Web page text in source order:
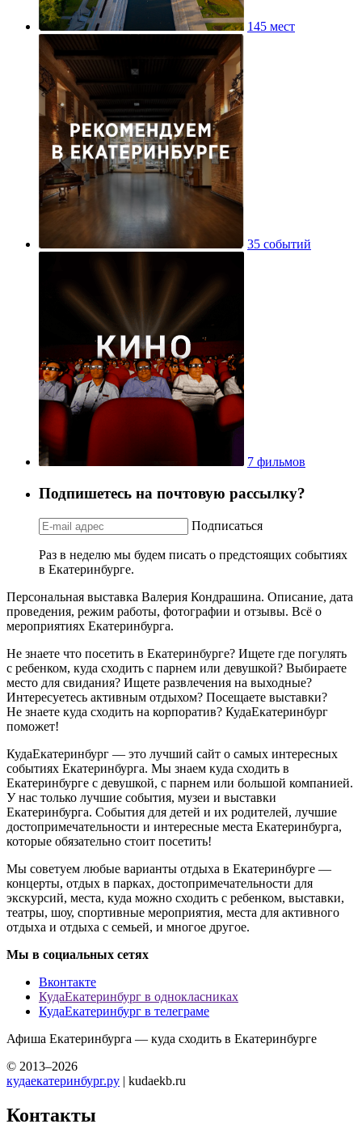
145 мест
35 событий
7 фильмов
Подпишетесь на почтовую рассылку?
Подписаться
Раз в неделю мы будем писать о предстоящих событиях
в Екатеринбурге.
Персональная выставка Валерия Кондрашина. Описание, дата
проведения, режим работы, фотографии и отзывы. Всё о
мероприятиях Екатеринбурга.
Не знаете что посетить в Екатеринбурге? Ищете где погулять
с ребенком, куда сходить с парнем или девушкой? Выбираете
место для свидания? Ищете развлечения на выходные?
Интересуетесь активным отдыхом? Посещаете выставки?
Не знаете куда сходить на корпоратив? КудаЕкатеринбург
поможет!
КудаЕкатеринбург — это лучший сайт о самых интересных
событиях Екатеринбурга. Мы знаем куда сходить в
Екатеринбурге с девушкой, с парнем или большой компанией.
У нас только лучшие события, музеи и выставки
Екатеринбурга. События для детей и их родителей, лучшие
достопримечательности и интересные места Екатеринбурга,
которые обязательно стоит посетить!
Мы советуем любые варианты отдыха в Екатеринбурге —
концерты, отдых в парках, достопримечательности для
экскурсий, места, куда можно сходить с ребенком, выставки,
театры, шоу, спортивные мероприятия, места для активного
отдыха и отдыха с семьей, и многое другое.
Мы в социальных сетях
Вконтакте
КудаЕкатеринбург в однокласниках
КудаЕкатеринбург в телеграме
Афиша Екатеринбурга — куда сходить в Екатеринбурге
© 2013–2026
кудаекатеринбург.ру | kudaekb.ru
Контакты